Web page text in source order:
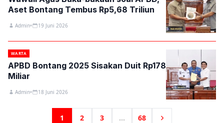
Aset Bontang Tembus Rp5,68 Triliun
Admin 19 Juni 2026
WARTA
APBD Bontang 2025 Sisakan Duit Rp178
Miliar
Admin 18 Juni 2026
1 2 3 ... 68